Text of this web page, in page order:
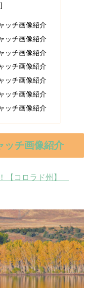
ッチ画像紹介
ッチ画像紹介
ッチ画像紹介
ッチ画像紹介
ッチ画像紹介
ッチ画像紹介
ッチ画像紹介
ッチ画像紹介
【コロラド州】